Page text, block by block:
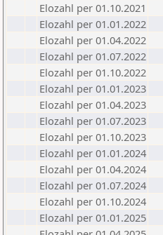
Elozahl per 01.10.2021
Elozahl per 01.01.2022
Elozahl per 01.04.2022
Elozahl per 01.07.2022
Elozahl per 01.10.2022
Elozahl per 01.01.2023
Elozahl per 01.04.2023
Elozahl per 01.07.2023
Elozahl per 01.10.2023
Elozahl per 01.01.2024
Elozahl per 01.04.2024
Elozahl per 01.07.2024
Elozahl per 01.10.2024
Elozahl per 01.01.2025